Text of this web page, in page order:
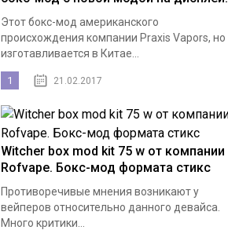
Этот бокс-мод американского
происхождения компании Praxis Vapors, но
изготавливается в Китае...
1 21.02.2017
Witcher box mod kit 75 w от компании
Rofvape. Бокс-мод формата стикс
Противоречивые мнения возникают у
вейперов относительно данного девайса.
Много критики...